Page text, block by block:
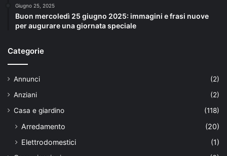
Giugno 25, 2025
Buon mercoledì 25 giugno 2025: immagini e frasi nuove
per augurare una giornata speciale
Categorie
Annunci
(2)
Anziani
(2)
Casa e giardino
(118)
Arredamento
(20)
Elettrodomestici
(1)